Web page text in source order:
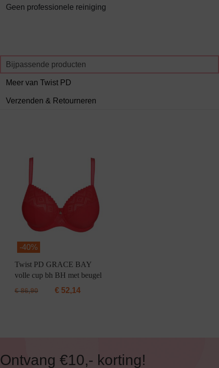
Geen professionele reiniging
Bijpassende producten
Meer van Twist PD
Verzenden & Retourneren
-40%
Twist PD GRACE BAY
volle cup bh BH met beugel
€86,90 € 52,14
Ontvang €10,- korting!